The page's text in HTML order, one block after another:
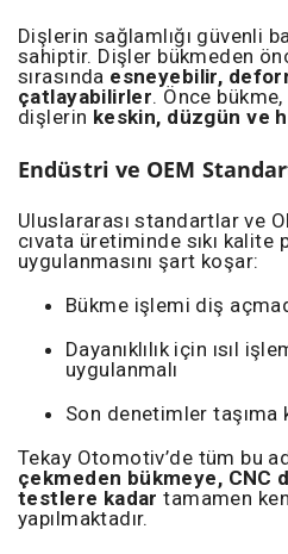
Dişlerin sağlamlığı güvenli
sahiptir. Dişler bükmeden
sırasında esneyebilir,
çatlayabilirler. Önce
dişlerin keskin, düzgün ve
Endüstri ve OEM
Uluslararası standartlar ve
cıvata üretiminde sıkı kalite
uygulanmasını şart koşar:
Bükme işlemi diş
Dayanıklılık için ısıl
uygulanmalı
Son denetimler taşıma
Tekay Otomotiv’de tüm bu
çekmeden bükmeye, CNC
testlere kadar tamamen
yapılmaktadır.